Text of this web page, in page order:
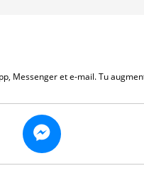
Messenger et e-mail. Tu